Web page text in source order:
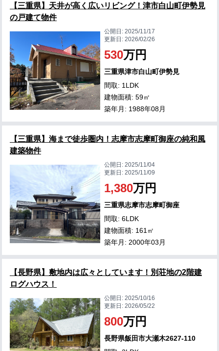
【三重県】天井が高く広いリビング！津市白山町伊勢見
の戸建て物件
公開日:2025/11/17
更新日:2026/02/26
530万円
三重県津市白山町伊勢見
間取: 1LDK
建物面積: 59㎡
築年月: 1988年08月
【三重県】海まで徒歩圏内！志摩市志摩町御座の純和風
建築物件
公開日:2025/11/04
更新日:2025/11/09
1,380万円
三重県志摩市志摩町御座
間取: 6LDK
建物面積: 161㎡
築年月: 2000年03月
【長野県】敷地内は広々としています！別荘地の2階建
ログハウス！
公開日:2025/10/16
更新日:2026/05/22
800万円
長野県飯田市大瀬木2627-110